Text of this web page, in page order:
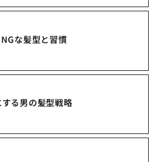
な髪型と習慣
る男の髪型戦略